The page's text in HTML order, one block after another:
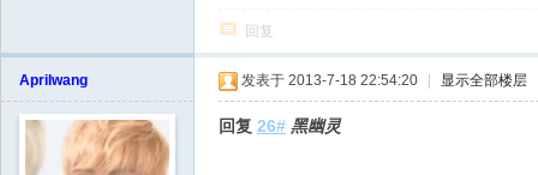
回复
Aprilwang 发表于 2013-7-18 22:54:20 显示全部楼层
回复 26# 黑幽灵